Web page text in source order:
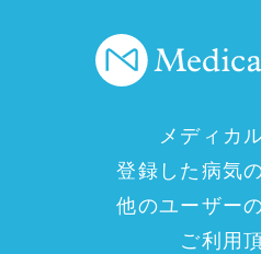
メディカ
登録した病気
他のユーザー
ご利用